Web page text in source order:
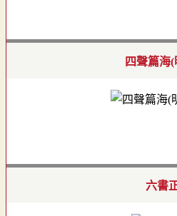
四聲篇海
六書